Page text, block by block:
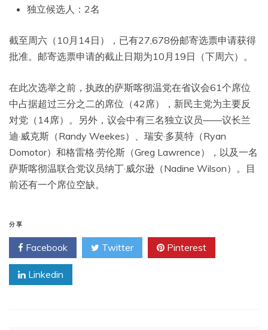
独立候选人：2名
截至周六（10月14日），已有27,678份邮寄选票申请获得
批准。邮寄选票申请的截止日期为10月19日（下周六）。
在此次选举之前，执政的萨斯喀彻温党在省议会61个席位
中占据超过三分之二的席位（42席），新民主党为主要反
对党（14席）。另外，议会中有三名独立议员——议长兰
迪·威克斯（Randy Weekes）、瑞安·多莫特（Ryan
Domotor）和格雷格·劳伦斯（Greg Lawrence），以及一名
萨斯喀彻温联合党议员纳丁·威尔逊（Nadine Wilson）。目
前还有一个席位空缺。
分享
Facebook Twitter Pinterest
Linkedin